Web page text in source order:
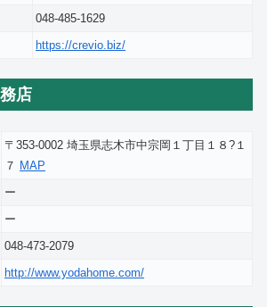
048-485-1629
https://crevio.biz/
店
〒353-0002 埼玉県志木市中宗岡１丁目１８?１
７ MAP
ー
ー
048-473-2079
http://www.yodahome.com/